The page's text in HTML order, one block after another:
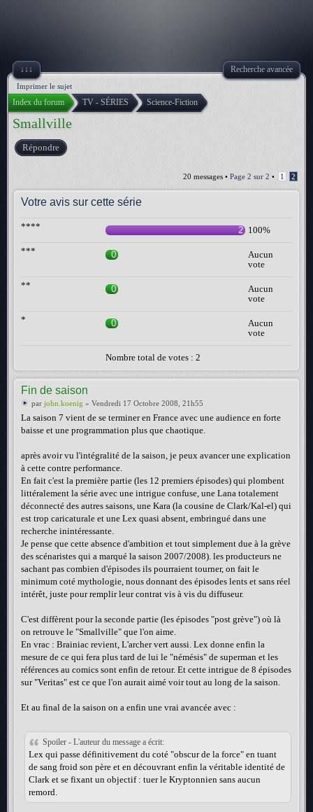
↓↓↓ Recherche avancée
Imprimer le sujet
Index du forum TV - SÉRIES Science-Fiction
Smallville
Répondre
20 messages • Page 2 sur 2 • 1 2
Votre avis sur cette série
**** 2 100%
***
0
Aucun
vote
**
0
Aucun
vote
*
0
Aucun
vote
Nombre total de votes : 2
Fin de saison
par john.koenig » Vendredi 17 Octobre 2008, 21h55
La saison 7 vient de se terminer en France avec une audience en forte
baisse et une programmation plus que chaotique.
après avoir vu l'intégralité de la saison, je peux avancer une explication
à cette contre performance.
En fait c'est la première partie (les 12 premiers épisodes) qui plombent
littéralement la série avec une intrigue confuse, une Lana totalement
déconnecté des autres saisons, une Kara (la cousine de Clark/Kal-el) qui
est trop caricaturale et une Lex quasi absent, embringué dans une
recherche inintéressante.
Je pense que cette absence d'ambition et tout simplement due à la grève
des scénaristes qui a marqué la saison 2007/2008). les producteurs ne
sachant pas combien d'épisodes ils pourraient tourner, on fait le
minimum coté mythologie, nous donnant des épisodes lents et sans réel
intérêt, juste pour remplir leur contrat vis à vis du diffuseur.
C'est diffèrent pour la seconde partie (les épisodes "post grève") où là
on retrouve le "Smallville" que l'on aime.
En vrac : Brainiac revient, L'archer vert aussi. Lex donne enfin la
mesure de ce qui fera plus tard de lui le "némésis" de superman et les
références au comics sont enfin de retour. Et cette intrigue de 8 épisodes
sur "Veritas" est ce que l'on aurait aimé voir tout au long de la saison.
Et au final de la saison on a enfin une vrai avancée avec :
Spoiler - L'auteur du message a écrit:
Lex qui passe définitivement du coté "obscur de la force" en tuant
de sang froid son père et en découvrant enfin la véritable identité de
Clark et se fixant un objectif : tuer le Kryptonnien sans aucun
remord.